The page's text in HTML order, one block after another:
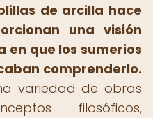
de arcilla hace
una visión
que los sumerios
comprenderlo.
variedad de obras
filosóficos,